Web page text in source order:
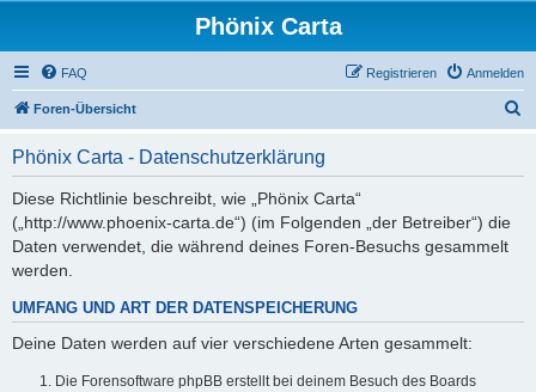
Phönix Carta
FAQ Anmelden
Registrieren
Foren-Übersicht
Phönix Carta - Datenschutzerklärung
Diese Richtlinie beschreibt, wie „Phönix Carta“
(„http://www.phoenix-carta.de“) (im Folgenden „der Betreiber“) die
Daten verwendet, die während deines Foren-Besuchs gesammelt
werden.
UMFANG UND ART DER DATENSPEICHERUNG
Deine Daten werden auf vier verschiedene Arten gesammelt:
Die Forensoftware phpBB erstellt bei deinem Besuch des Boards